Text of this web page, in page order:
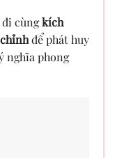
đi cùngkích
để phát huy
nghĩa phong